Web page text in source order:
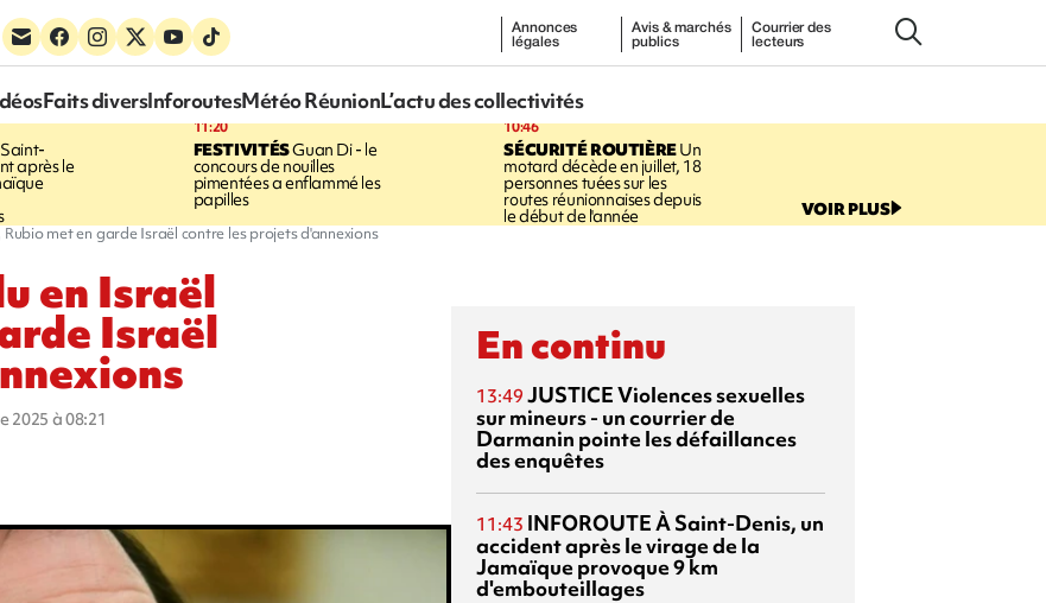
Annonces
légales
Avis & marchés
publics
Courrier des
lecteurs
Faits diversInforoutesMétéo RéunionL’actu des collectivités
après le
11:20
FESTIVITÉSGuan Di - le
concours de nouilles
pimentées a enflammé les
papilles
10:46
SÉCURITÉ ROUTIÈREUn
motard décède en juillet, 18
personnes tuées sur les
routes réunionnaises depuis
le début de l'année VOIR PLUS
met en garde Israël contre les projets d'annexions
en Israël
Israël
2025 à 08:21
En continu
13:49 JUSTICEViolences sexuelles
sur mineurs - un courrier de
Darmanin pointe les défaillances
des enquêtes
11:43 INFOROUTEÀ Saint-Denis, un
accident après le virage de la
Jamaïque provoque 9 km
d'embouteillages